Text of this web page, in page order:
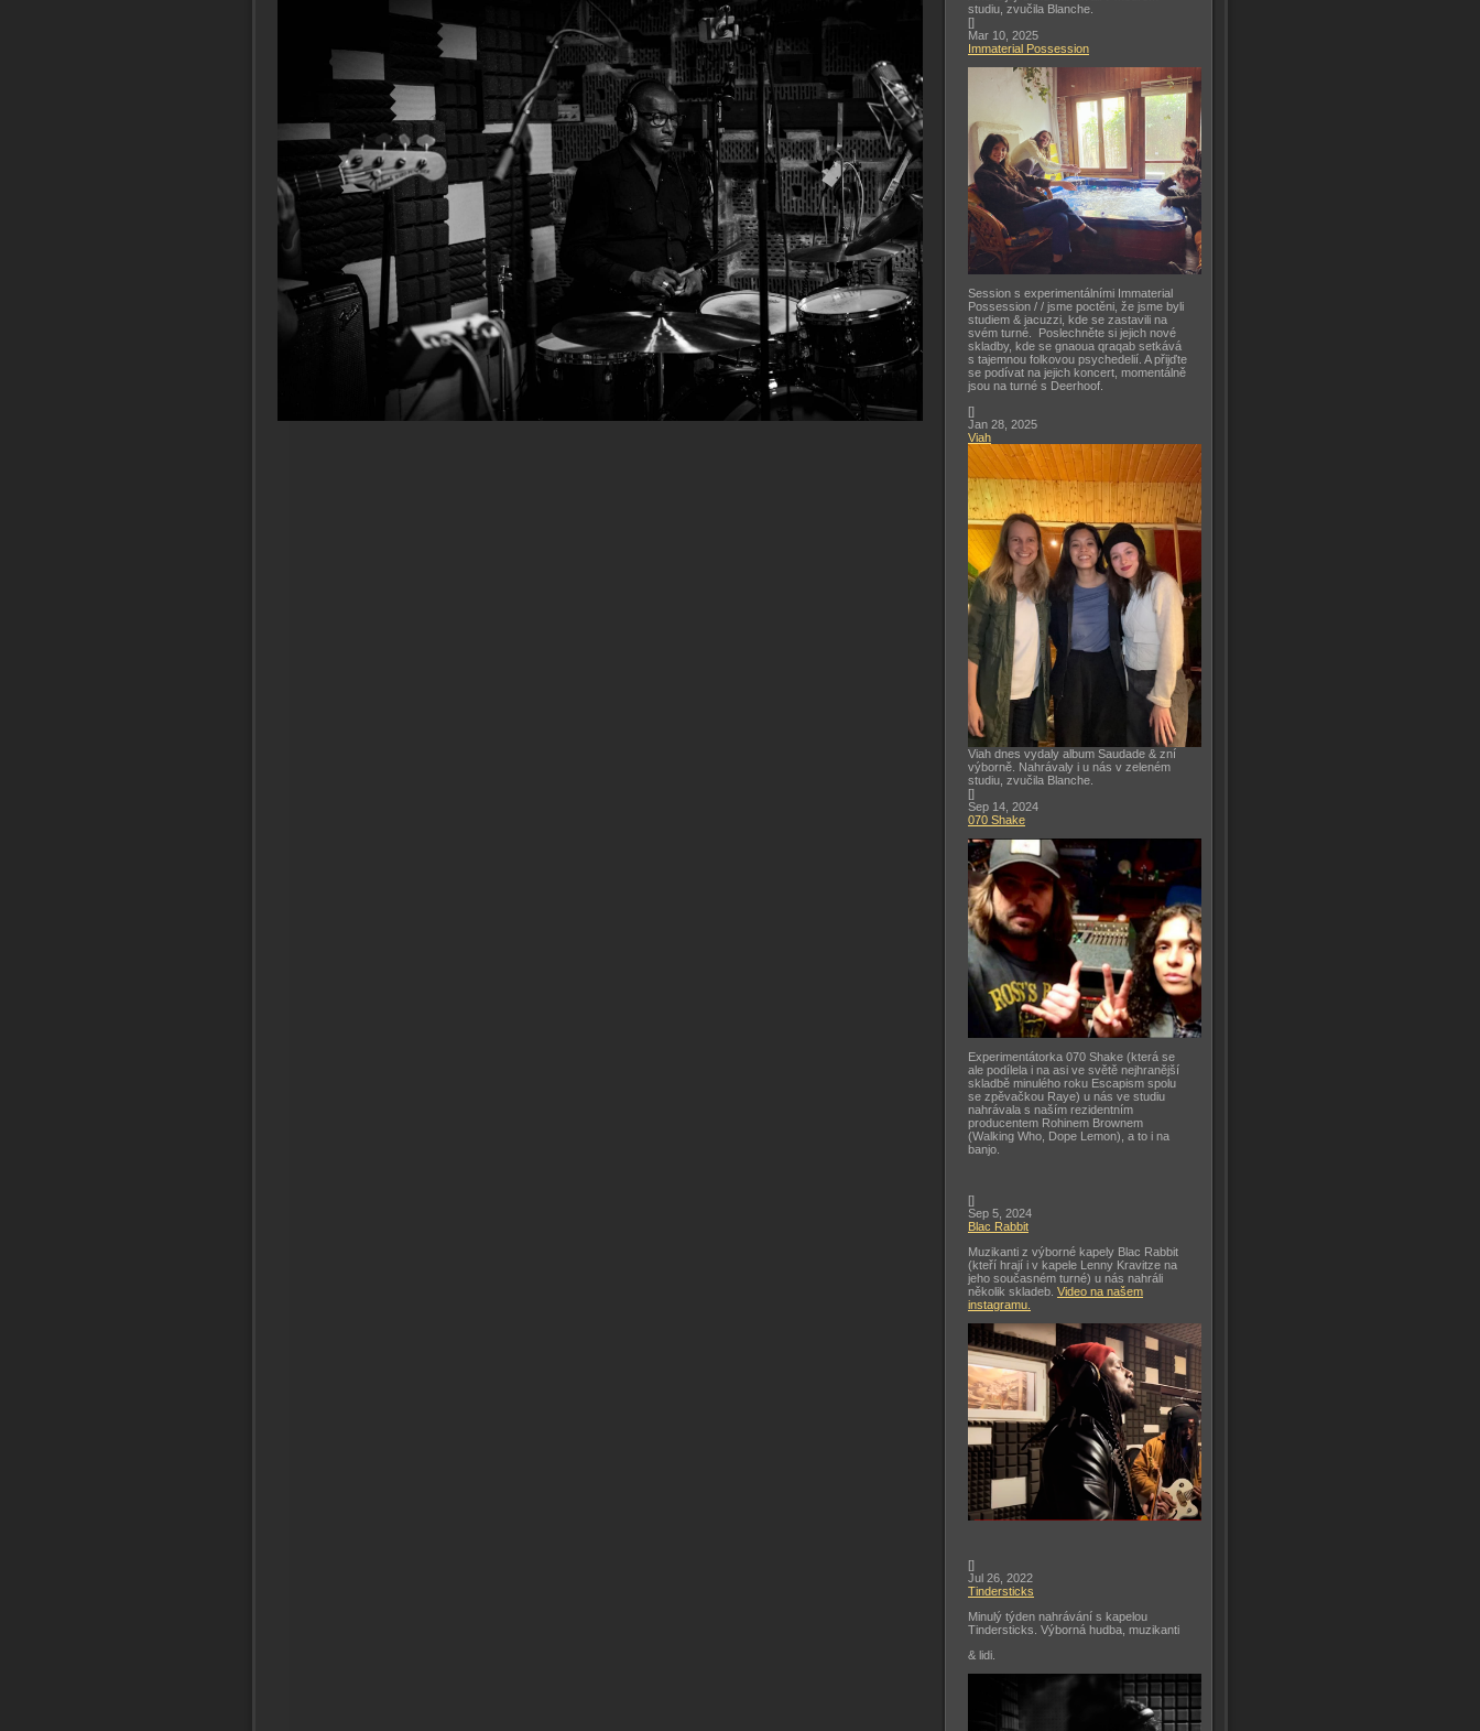
studiu, zvučila Blanche.
[]
Mar 10, 2025
Immaterial Possession
Session s experimentálními Immaterial
Possession / / jsme poctěni, že jsme byli
studiem & jacuzzi, kde se zastavili na
svém turné. Poslechněte si jejich nové
skladby, kde se gnaoua qraqab setkává
s tajemnou folkovou psychedelií. A přijďte
se podívat na jejich koncert, momentálně
jsou na turné s Deerhoof.
[]
Jan 28, 2025
Viah
Viah dnes vydaly album Saudade & zní
výborně. Nahrávaly i u nás v zeleném
studiu, zvučila Blanche.
[]
Sep 14, 2024
070 Shake
Experimentátorka 070 Shake (která se
ale podílela i na asi ve světě nejhranější
skladbě minulého roku Escapism spolu
se zpěvačkou Raye) u nás ve studiu
nahrávala s naším rezidentním
producentem Rohinem Brownem
(Walking Who, Dope Lemon), a to i na
banjo.
[]
Sep 5, 2024
Blac Rabbit
Muzikanti z výborné kapely Blac Rabbit
(kteří hrají i v kapele Lenny Kravitze na
jeho současném turné) u nás nahráli
několik skladeb. Video na našem
instagramu.
[]
Jul 26, 2022
Tindersticks
Minulý týden nahrávání s kapelou
Tindersticks. Výborná hudba, muzikanti
& lidi.